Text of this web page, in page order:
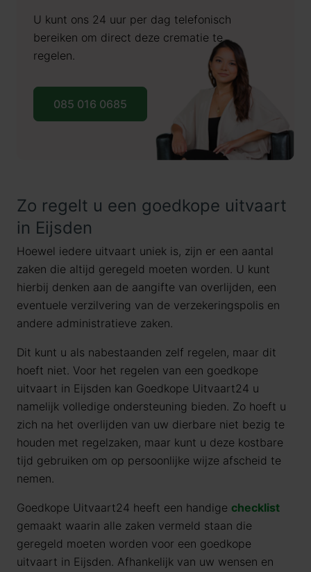
U kunt ons 24 uur per dag telefonisch
bereiken om direct deze crematie te
regelen.
085 016 0685
Zo regelt u een goedkope uitvaart
in Eijsden
Hoewel iedere uitvaart uniek is, zijn er een aantal
zaken die altijd geregeld moeten worden. U kunt
hierbij denken aan de aangifte van overlijden, een
eventuele verzilvering van de verzekeringspolis en
andere administratieve zaken.
Dit kunt u als nabestaanden zelf regelen, maar dit
hoeft niet. Voor het regelen van een goedkope
uitvaart in Eijsden kan Goedkope Uitvaart24 u
namelijk volledige ondersteuning bieden. Zo hoeft u
zich na het overlijden van uw dierbare niet bezig te
houden met regelzaken, maar kunt u deze kostbare
tijd gebruiken om op persoonlijke wijze afscheid te
nemen.
Goedkope Uitvaart24 heeft een handige checklist
gemaakt waarin alle zaken vermeld staan die
geregeld moeten worden voor een goedkope
uitvaart in Eijsden. Afhankelijk van uw wensen en